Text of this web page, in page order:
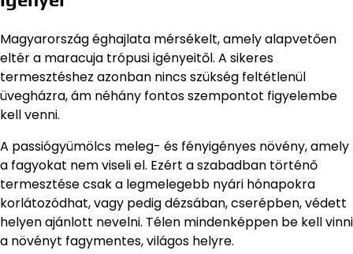
Magyarország éghajlata mérsékelt, amely alapvetően
eltér a maracuja trópusi igényeitől. A sikeres
termesztéshez azonban nincs szükség feltétlenül
üvegházra, ám néhány fontos szempontot figyelembe
kell venni.
A passiógyümölcs meleg- és fényigényes növény, amely
a fagyokat nem viseli el. Ezért a szabadban történő
termesztése csak a legmelegebb nyári hónapokra
korlátozódhat, vagy pedig dézsában, cserépben, védett
helyen ajánlott nevelni. Télen mindenképpen be kell vinni
a növényt fagymentes, világos helyre.